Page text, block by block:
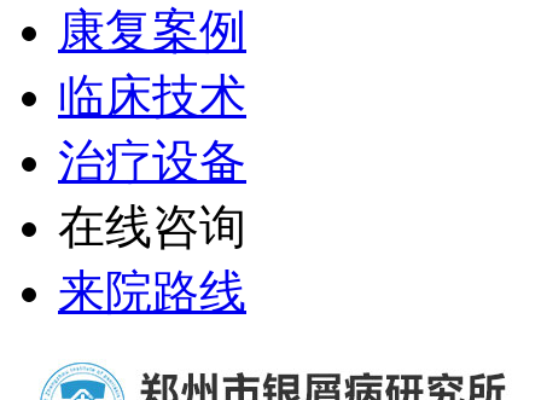
康复案例
临床技术
治疗设备
在线咨询
来院路线